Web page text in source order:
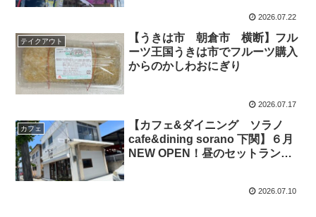
2026.07.22
テイクアウト
【うきは市 朝倉市 横断】フル
ーツ王国うきは市でフルーツ購入
からのかしわおにぎり
2026.07.17
カフェ
【カフェ&ダイニング ソラノ
cafe&dining sorano 下関】６月
NEW OPEN！昼のセットランチ
2026.07.10